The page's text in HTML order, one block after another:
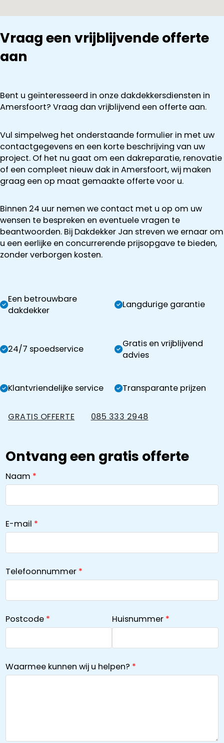
Vraag een vrijblijvende offerte
aan
Bent u geïnteresseerd in onze dakdekkersdiensten in
Amersfoort? Vraag dan vrijblijvend een offerte aan.
Vul simpelweg het onderstaande formulier in met uw
contactgegevens en een korte beschrijving van uw
project. Of het nu gaat om een dakreparatie, renovatie
of een compleet nieuw dak in Amersfoort, wij maken
graag een op maat gemaakte offerte voor u.
Binnen 24 uur nemen we contact met u op om uw
wensen te bespreken en eventuele vragen te
beantwoorden. Bij Dakdekker Jan streven we ernaar om
u een eerlijke en concurrerende prijsopgave te bieden,
zonder verborgen kosten.
Een betrouwbare
dakdekker
Langdurige garantie
24/7 spoedservice
Gratis en vrijblijvend
advies
Klantvriendelijke service Transparante prijzen
GRATIS OFFERTE 085 333 2948
Ontvang een gratis offerte
Naam
E-mail
Telefoonnummer
Postcode Huisnummer
Waarmee kunnen wij u helpen?